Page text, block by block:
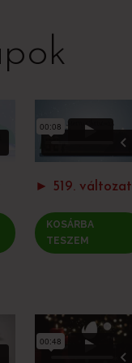
► 519. változat
KOSÁRBA
TESZEM